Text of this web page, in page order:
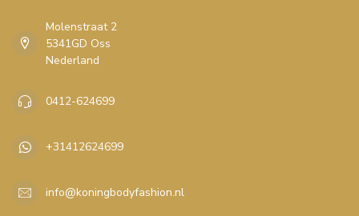
Molenstraat 2
5341GD Oss
Nederland
0412-624699
+31412624699
info@koningbodyfashion.nl